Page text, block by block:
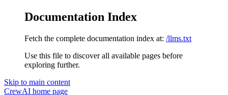
Documentation Index
Fetch the complete documentation index at: /llms.txt
Use this file to discover all available pages before
exploring further.
Skip to main content
CrewAI home page